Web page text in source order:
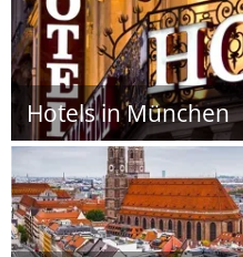
Hotels in München